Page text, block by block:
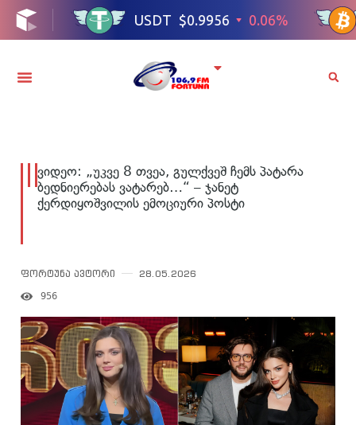
ვიდეო: „უკვე 8 თვეა, გულქვეშ ჩემს პატარა
ბედნიერებას ვატარებ…“ – ჯანეტ
ქერდიყოშვილის ემოციური პოსტი
ფორტუნა ავტორი 28.05.2026
956